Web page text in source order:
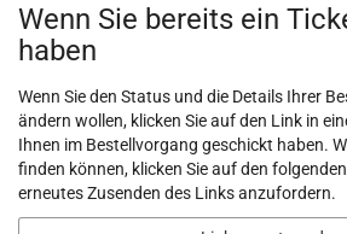
Wenn Sie bereits ein
haben
Wenn Sie den Status und die Details Ihrer
ändern wollen, klicken Sie auf den Link in
Ihnen im Bestellvorgang geschickt haben.
finden können, klicken Sie auf den
erneutes Zusenden des Links anzufordern.